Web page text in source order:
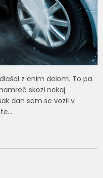
z enim delom. To pa
skozi nekaj
dan sem se vozil v